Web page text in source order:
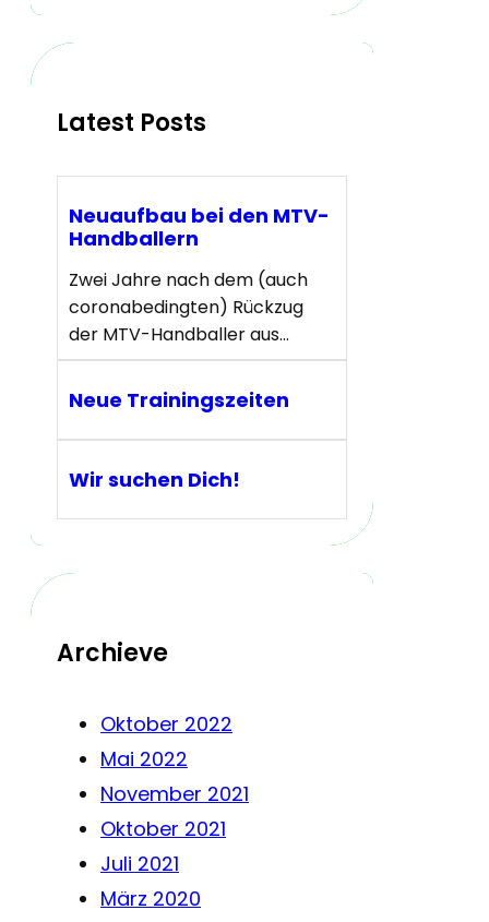
c
Latest Posts
Neuaufbau bei den MTV-
Handballern
Zwei Jahre nach dem (auch
coronabedingten) Rückzug
der MTV-Handballer aus…
Neue Trainingszeiten
Wir suchen Dich!
Archieve
Oktober 2022
Mai 2022
November 2021
Oktober 2021
Juli 2021
März 2020